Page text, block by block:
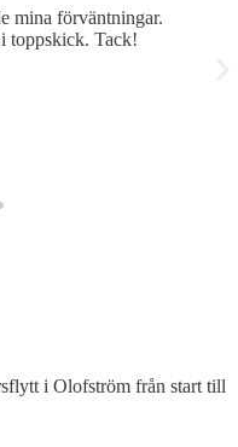
mina förväntningar.
toppskick. Tack!
i Olofström från start till